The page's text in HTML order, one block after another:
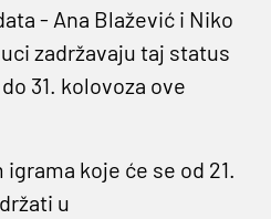
- Ana Blažević i Niko
zadržavaju taj status
31. kolovoza ove
koje će se od 21.
u